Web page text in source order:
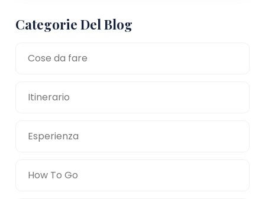
Categorie Del Blog
Cose da fare
Itinerario
Esperienza
How To Go